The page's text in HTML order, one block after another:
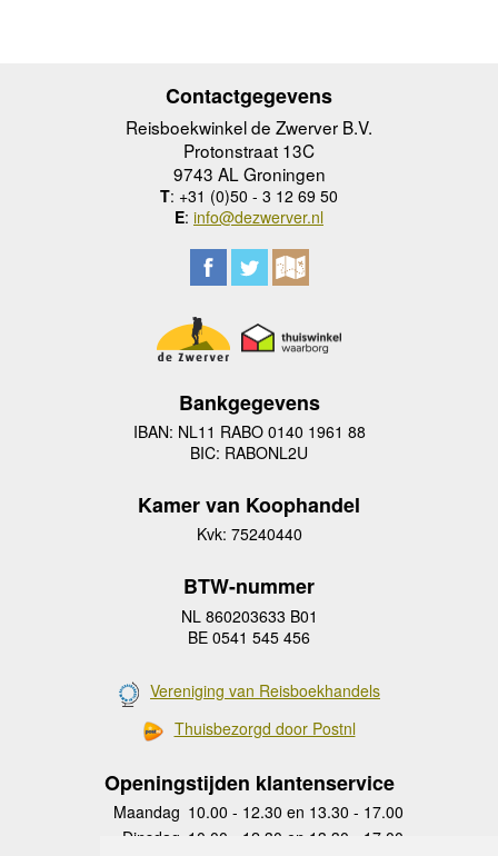
Contactgegevens
Reisboekwinkel de Zwerver B.V.
Protonstraat 13C
9743 AL Groningen
T: +31 (0)50 - 3 12 69 50
E: info@dezwerver.nl
Bankgegevens
IBAN: NL11 RABO 0140 1961 88
BIC: RABONL2U
Kamer van Koophandel
Kvk: 75240440
BTW-nummer
NL 860203633 B01
BE 0541 545 456
Vereniging van Reisboekhandels
Thuisbezorgd door Postnl
Openingstijden klantenservice
Maandag 10.00 - 12.30 en 13.30 - 17.00
Dinsdag 10.00 - 12.30 en 13.30 - 17.00